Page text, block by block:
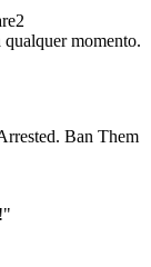
qualquer momento.
Ban Them